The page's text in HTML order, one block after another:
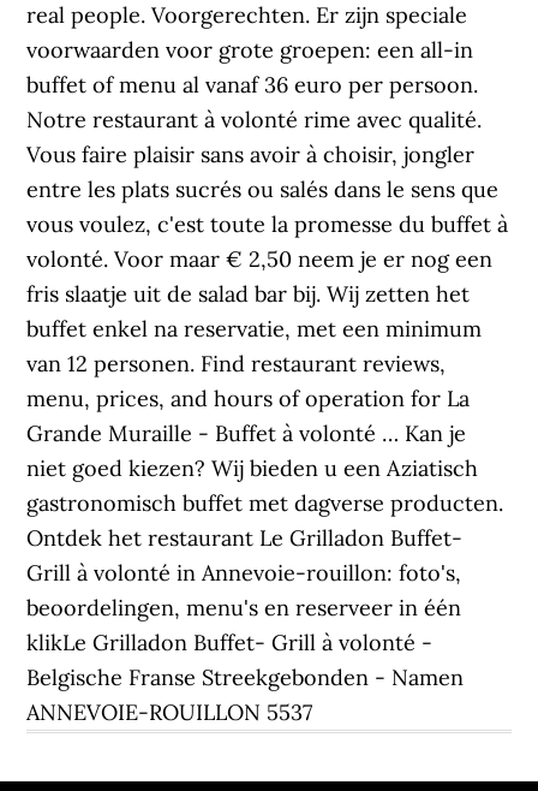
real people. Voorgerechten. Er zijn speciale
voorwaarden voor grote groepen: een all-in
buffet of menu al vanaf 36 euro per persoon.
Notre restaurant à volonté rime avec qualité.
Vous faire plaisir sans avoir à choisir, jongler
entre les plats sucrés ou salés dans le sens que
vous voulez, c'est toute la promesse du buffet à
volonté. Voor maar € 2,50 neem je er nog een
fris slaatje uit de salad bar bij. Wij zetten het
buffet enkel na reservatie, met een minimum
van 12 personen. Find restaurant reviews,
menu, prices, and hours of operation for La
Grande Muraille - Buffet à volonté … Kan je
niet goed kiezen? Wij bieden u een Aziatisch
gastronomisch buffet met dagverse producten.
Ontdek het restaurant Le Grilladon Buffet-
Grill à volonté in Annevoie-rouillon: foto's,
beoordelingen, menu's en reserveer in één
klikLe Grilladon Buffet- Grill à volonté -
Belgische Franse Streekgebonden - Namen
ANNEVOIE-ROUILLON 5537